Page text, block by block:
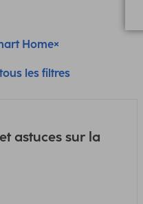
Home
les filtres
astuces sur la